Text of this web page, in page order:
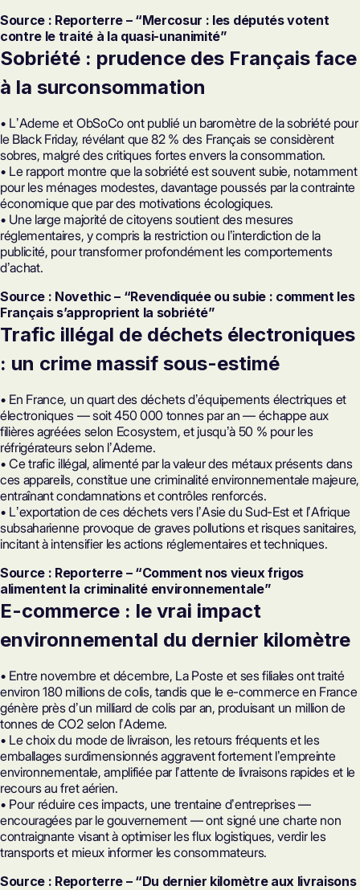
Source : Reporterre – “Mercosur : les députés votent
contre le traité à la quasi-unanimité”
Sobriété : prudence des Français face
à la surconsommation
• LʼAdeme et ObSoCo ont publié un baromètre de la sobriété pour
le Black Friday, révélant que 82 % des Français se considèrent
sobres, malgré des critiques fortes envers la consommation.
• Le rapport montre que la sobriété est souvent subie, notamment
pour les ménages modestes, davantage poussés par la contrainte
économique que par des motivations écologiques.
• Une large majorité de citoyens soutient des mesures
réglementaires, y compris la restriction ou lʼinterdiction de la
publicité, pour transformer profondément les comportements
dʼachat.
Source : Novethic – “Revendiquée ou subie : comment les
Français s’approprient la sobriété”
Trafic illégal de déchets électroniques
: un crime massif sous-estimé
• En France, un quart des déchets dʼéquipements électriques et
électroniques — soit 450 000 tonnes par an — échappe aux
filières agréées selon Ecosystem, et jusquʼà 50 % pour les
réfrigérateurs selon lʼAdeme.
• Ce trafic illégal, alimenté par la valeur des métaux présents dans
ces appareils, constitue une criminalité environnementale majeure,
entraînant condamnations et contrôles renforcés.
• Lʼexportation de ces déchets vers lʼAsie du Sud-Est et lʼAfrique
subsaharienne provoque de graves pollutions et risques sanitaires,
incitant à intensifier les actions réglementaires et techniques.
Source : Reporterre – “Comment nos vieux frigos
alimentent la criminalité environnementale”
E-commerce : le vrai impact
environnemental du dernier kilomètre
• Entre novembre et décembre, La Poste et ses filiales ont traité
environ 180 millions de colis, tandis que le e-commerce en France
génère près dʼun milliard de colis par an, produisant un million de
tonnes de CO2 selon lʼAdeme.
• Le choix du mode de livraison, les retours fréquents et les
emballages surdimensionnés aggravent fortement lʼempreinte
environnementale, amplifiée par lʼattente de livraisons rapides et le
recours au fret aérien.
• Pour réduire ces impacts, une trentaine dʼentreprises —
encouragées par le gouvernement — ont signé une charte non
contraignante visant à optimiser les flux logistiques, verdir les
transports et mieux informer les consommateurs.
Source : Reporterre – “Du dernier kilomètre aux livraisons